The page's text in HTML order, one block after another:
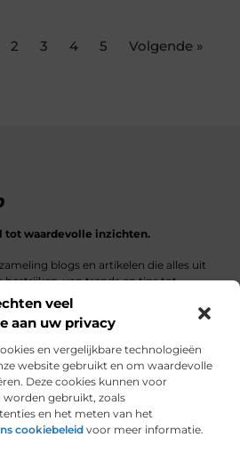
veel
aan uw privacy
en vergelijkbare technologieën
website gebruikt en om waardevolle
Deze cookies kunnen voor
gebruikt, zoals
en het meten van het
cookiebeleid voor meer informatie.
2 3 4 5 Volgende »
tot waardevolle inzichten.
blogs en artikelen die alles uit
bestrijken, van trends en tips tot
verhalen.